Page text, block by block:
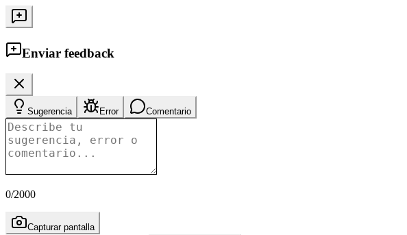
Enviar feedback
Sugerencia Error Comentario
0/2000
Capturar pantalla